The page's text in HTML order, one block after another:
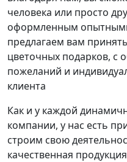
человека или просто
оформленным
предлагаем вам
цветочных подарков, с
пожеланий и
клиента
Как и у каждой
компании, у нас есть
строим свою
качественная продукция